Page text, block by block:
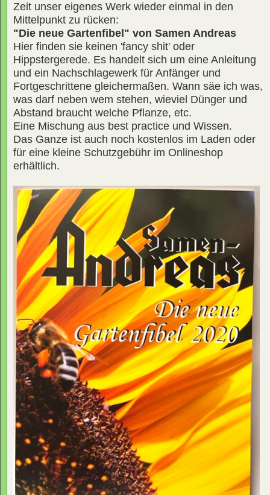
Zeit unser eigenes Werk wieder einmal in den
Mittelpunkt zu rücken:
"Die neue Gartenfibel" von Samen Andreas
Hier finden sie keinen 'fancy shit' oder
Hippstergerede. Es handelt sich um eine Anleitung
und ein Nachschlagewerk für Anfänger und
Fortgeschrittene gleichermaßen. Wann säe ich was,
was darf neben wem stehen, wieviel Dünger und
Abstand braucht welche Pflanze, etc.
Eine Mischung aus best practice und Wissen.
Das Ganze ist auch noch kostenlos im Laden oder
für eine kleine Schutzgebühr im Onlineshop
erhältlich.